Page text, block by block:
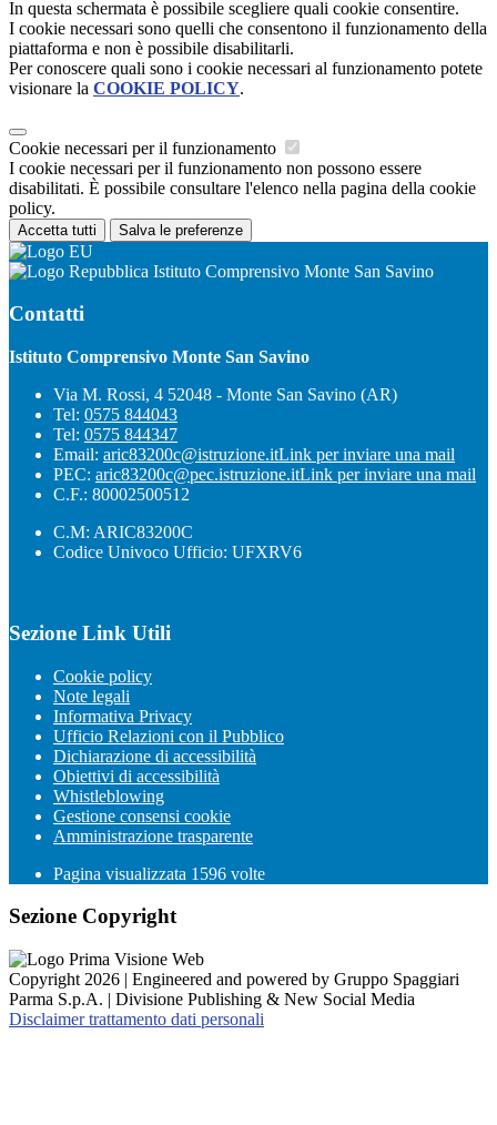
In questa schermata è possibile scegliere quali cookie consentire.
I cookie necessari sono quelli che consentono il funzionamento della
piattaforma e non è possibile disabilitarli.
Per conoscere quali sono i cookie necessari al funzionamento potete
visionare la COOKIE POLICY.
Cookie necessari per il funzionamento
I cookie necessari per il funzionamento non possono essere
disabilitati. È possibile consultare l'elenco nella pagina della cookie
policy.
Accetta tutti Salva le preferenze
Istituto Comprensivo Monte San Savino
Contatti
Istituto Comprensivo Monte San Savino
Via M. Rossi, 4 52048 - Monte San Savino (AR)
Tel: 0575 844043
Tel: 0575 844347
Email: aric83200c@istruzione.itLink per inviare una mail
PEC: aric83200c@pec.istruzione.itLink per inviare una mail
C.F.: 80002500512
C.M: ARIC83200C
Codice Univoco Ufficio: UFXRV6
Sezione Link Utili
Cookie policy
Note legali
Informativa Privacy
Ufficio Relazioni con il Pubblico
Dichiarazione di accessibilità
Obiettivi di accessibilità
Whistleblowing
Gestione consensi cookie
Amministrazione trasparente
Pagina visualizzata 1596 volte
Sezione Copyright
Copyright 2026 | Engineered and powered by Gruppo Spaggiari
Parma S.p.A. | Divisione Publishing & New Social Media
Disclaimer trattamento dati personali